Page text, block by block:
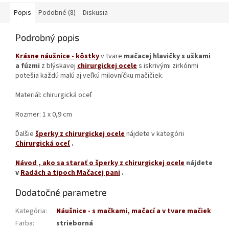
Popis Podobné (8) Diskusia
Podrobný popis
Krásne náušnice - kôstkyv tvare mačacej hlavičky s uškami
a fúzmi z blýskavej chirurgickej oceles iskrivými zirkónmi
potešia každú malú aj veľkú milovníčku mačičiek.
Materiál: chirurgická oceľ
Rozmer: 1 x 0,9 cm
Ďalšie šperky z chirurgickej ocelenájdete v kategórii
Chirurgická oceľ .
Návod, ako sa starať o šperky z chirurgickej ocele nájdete
vRadách a tipoch Mačacej pani .
Dodatočné parametre
Kategória:
Náušnice - s mačkami, mačací a v tvare mačiek
Farba: strieborná